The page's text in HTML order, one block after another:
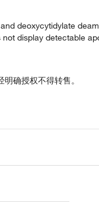
deoxycytidylate
display detectable
确授权不得转售。